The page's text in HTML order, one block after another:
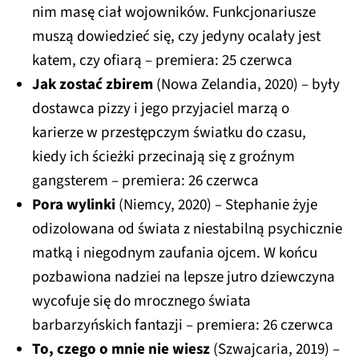
nim masę ciał wojowników. Funkcjonariusze
muszą dowiedzieć się, czy jedyny ocalały jest
katem, czy ofiarą – premiera: 25 czerwca
Jak zostać zbirem(Nowa Zelandia, 2020)– były
dostawca pizzy i jego przyjaciel marzą o
karierze w przestępczym światku do czasu,
kiedy ich ścieżki przecinają się z groźnym
gangsterem – premiera: 26 czerwca
Pora wylinki(Niemcy, 2020)– Stephanie żyje
odizolowana od świata z niestabilną psychicznie
matką i niegodnym zaufania ojcem. W końcu
pozbawiona nadziei na lepsze jutro dziewczyna
wycofuje się do mrocznego świata
barbarzyńskich fantazji – premiera: 26 czerwca
To, czego o mnie nie wiesz(Szwajcaria, 2019) –